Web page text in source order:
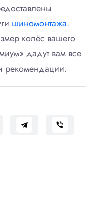
шиномонтажа.
колёс вашего
дадут вам все
рекомендации.